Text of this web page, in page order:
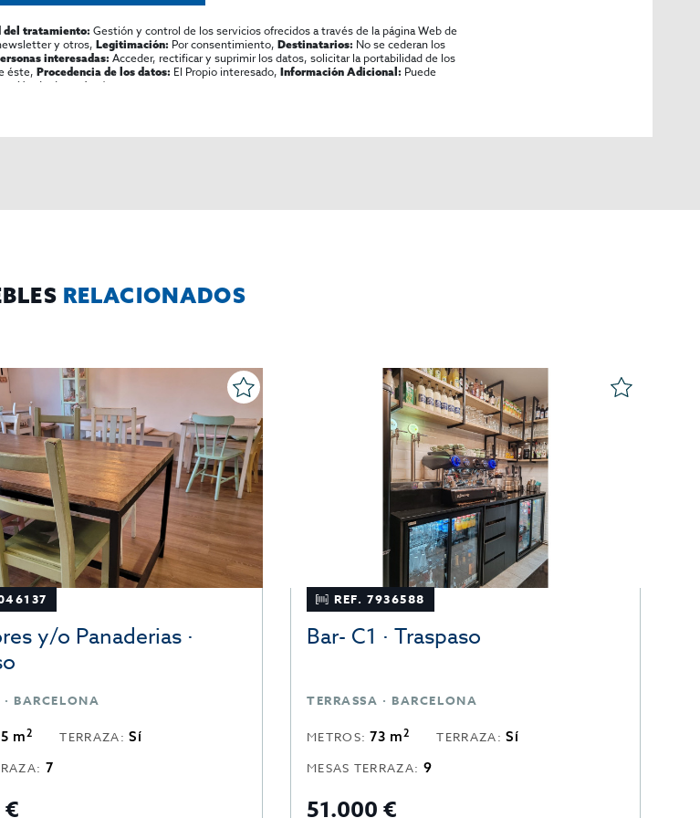
del tratamiento: Gestión y control de los servicios ofrecidos a través de la página Web de
y otros, Legitimación: Por consentimiento, Destinatarios: No se cederan los
interesadas: Acceder, rectificar y suprimir los datos, solicitar la portabilidad de los
éste, Procedencia de los datos: El Propio interesado, Información Adicional: Puede
de datos
Aquí.
RELACIONADOS
y/o Panaderias ·
· BARCELONA
m2 TERRAZA:Sí
7
REF. 7936588
Bar- C1 · Traspaso
TERRASSA · BARCELONA
METROS:73 m2 TERRAZA:Sí
MESAS TERRAZA: 9
51.000 €